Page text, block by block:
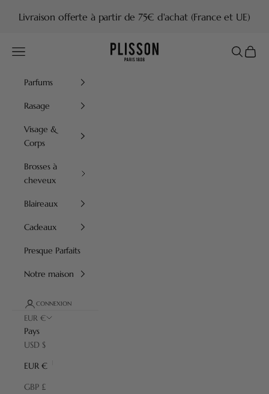
Livraison offerte à partir de 75€ d'achat (France et UE)
Plisson 1808
Menu Recherche
Panier
Parfums
Rasage
Visage &
Corps
Brosses à
cheveux
Blaireaux
Cadeaux
Presque Parfaits
Notre maison
CONNEXION
EUR €
Pays
USD $
EUR €
GBP £